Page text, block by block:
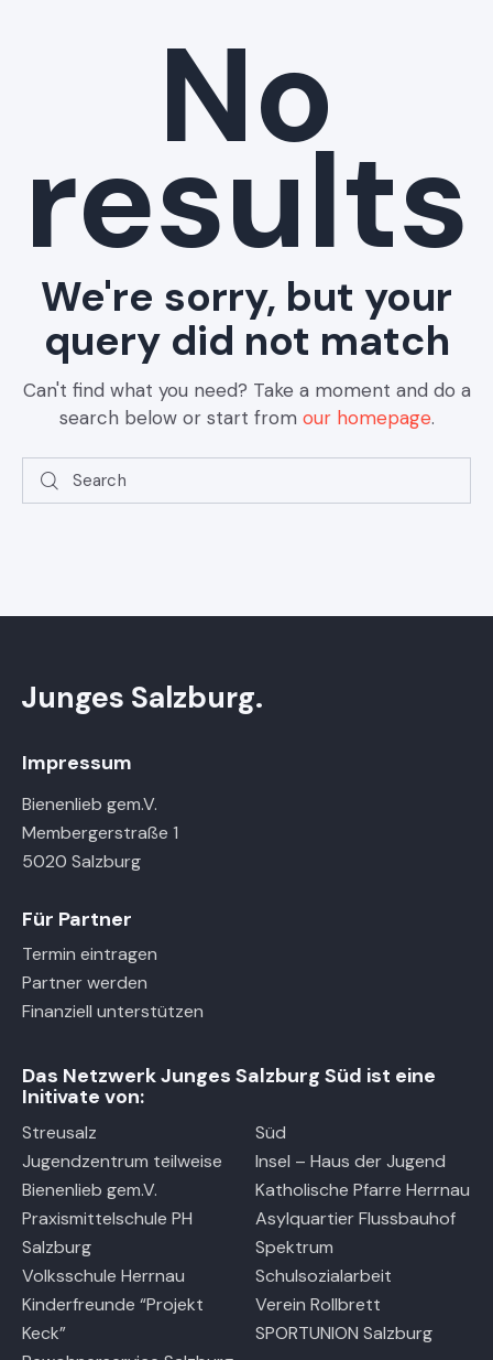
No
results
We're sorry, but your
query did not match
Can't find what you need? Take a moment and do a
search below or start from our homepage.
Junges Salzburg.
Impressum
Bienenlieb gem.V.
Membergerstraße 1
5020 Salzburg
Für Partner
Termin eintragen
Partner werden
Finanziell unterstützen
Das Netzwerk Junges Salzburg Süd ist eine
Initivate von:
Streusalz
Jugendzentrum teilweise
Bienenlieb gem.V.
Praxismittelschule PH
Salzburg
Volksschule Herrnau
Kinderfreunde “Projekt
Keck”
Süd
Insel – Haus der Jugend
Katholische Pfarre Herrnau
Asylquartier Flussbauhof
Spektrum
Schulsozialarbeit
Verein Rollbrett
SPORTUNION Salzburg